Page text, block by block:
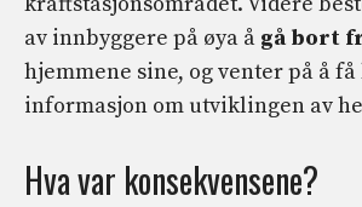
av innbyggere på øya å gå bort
hjemmene sine, og venter på å
informasjon om utviklingen av
Hva var konsekvensene?